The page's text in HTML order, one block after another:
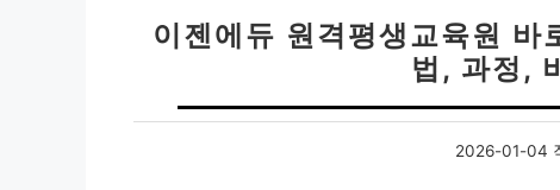
이젠에듀 원격평생교육원
법, 과정,
2026-01-04